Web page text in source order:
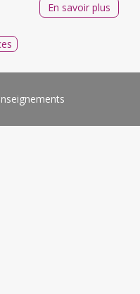
En savoir plus